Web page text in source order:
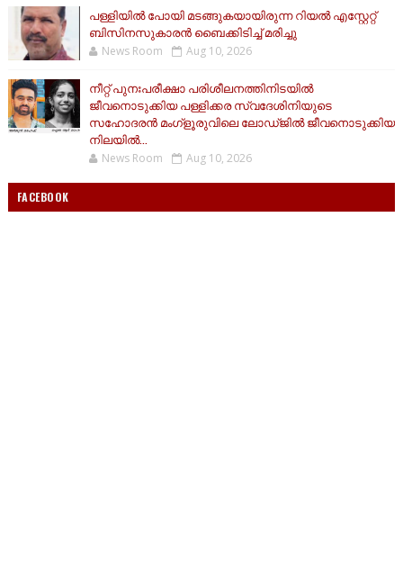
പള്ളിയിൽ പോയി മടങ്ങുകയായിരുന്ന റിയൽ എസ്റ്റേറ്റ്
ബിസിനസുകാരൻ ബൈക്കിടിച്ച് മരിച്ചു
News Room Aug 10, 2026
നീറ്റ് പുനഃപരീക്ഷാ പരിശീലനത്തിനിടയിൽ
ജീവനൊടുക്കിയ പള്ളിക്കര സ്വദേശിനിയുടെ
സഹോദരൻ മംഗ്ളൂരുവിലെ ലോഡ്ജിൽ ജീവനൊടുക്കിയ
നിലയിൽ...
News Room Aug 10, 2026
FACEBOOK